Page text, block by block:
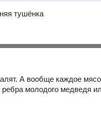
А вообще каждое
молодого медведя